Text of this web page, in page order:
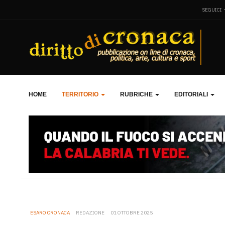
SEGUICI
HOME TERRITORIO RUBRICHE EDITORIALI
ESARO CRONACA REDAZIONE 01 OTTOBRE 2025